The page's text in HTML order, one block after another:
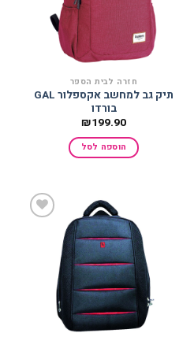
חזרה לבית הספר
תיק גב למחשב אקספלור GAL
בורדו
₪199.90
הוספה לסל